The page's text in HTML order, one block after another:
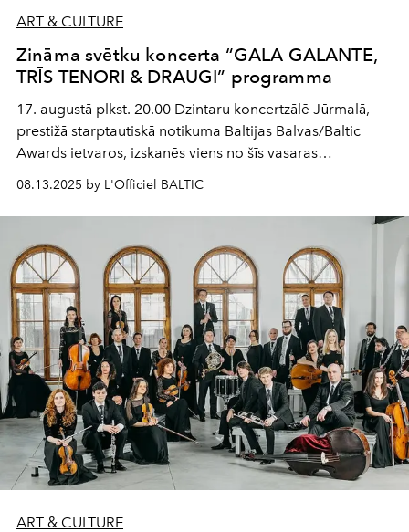
ART & CULTURE
Zināma svētku koncerta “GALA GALANTE,
TRĪS TENORI & DRAUGI” programma
17. augustā plkst. 20.00 Dzintaru koncertzālē Jūrmalā,
prestižā starptautiskā notikuma Baltijas Balvas/Baltic
Awards ietvaros, izskanēs viens no šīs vasaras
TENORI & DRAUGI”. Šajā vakarā uz vienas skatuves
satiksies operas pasaules zvaigznes, spilgti
instrumentālisti un mūsdienu skatuves spožākie pārstāvji.
08.13.2025 by L'Officiel BALTIC
ART & CULTURE